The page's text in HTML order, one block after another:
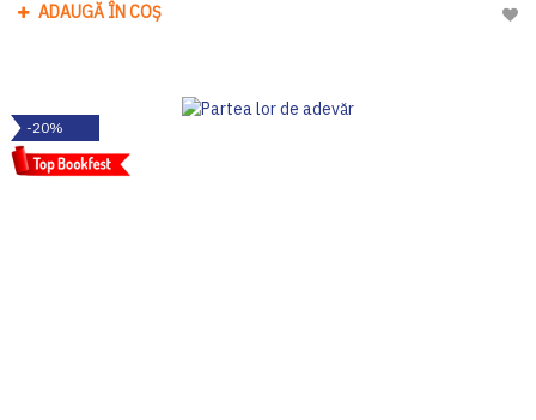
ADAUGĂ ÎN COȘ
-20%